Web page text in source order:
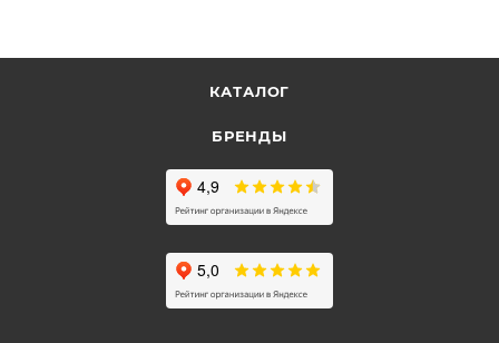
КАТАЛОГ
БРЕНДЫ